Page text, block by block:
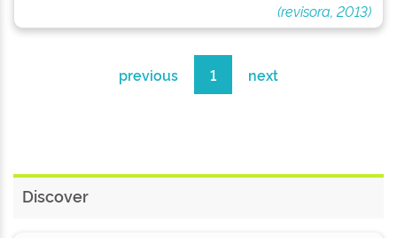
(revisora, 2013)
previous 1 next
Discover